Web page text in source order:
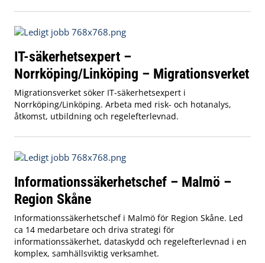
IT-säkerhetsexpert –
Norrköping/Linköping – Migrationsverket
Migrationsverket söker IT-säkerhetsexpert i
Norrköping/Linköping. Arbeta med risk- och hotanalys,
åtkomst, utbildning och regelefterlevnad.
Informationssäkerhetschef – Malmö –
Region Skåne
Informationssäkerhetschef i Malmö för Region Skåne. Led
ca 14 medarbetare och driva strategi för
informationssäkerhet, dataskydd och regelefterlevnad i en
komplex, samhällsviktig verksamhet.